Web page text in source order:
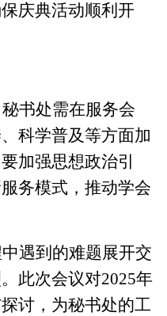
庆典活动顺利开
书处需在服务会
科学普及等方面加
加强思想政治引
务模式，推动学会
遇到的难题展开交
此次会议对2025年
讨，为秘书处的工